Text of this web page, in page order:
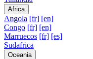
Africa
Angola [fr] [en]
Congo [fr] [en]
Marruecos [fr] [es]
Sudafrica
Oceania